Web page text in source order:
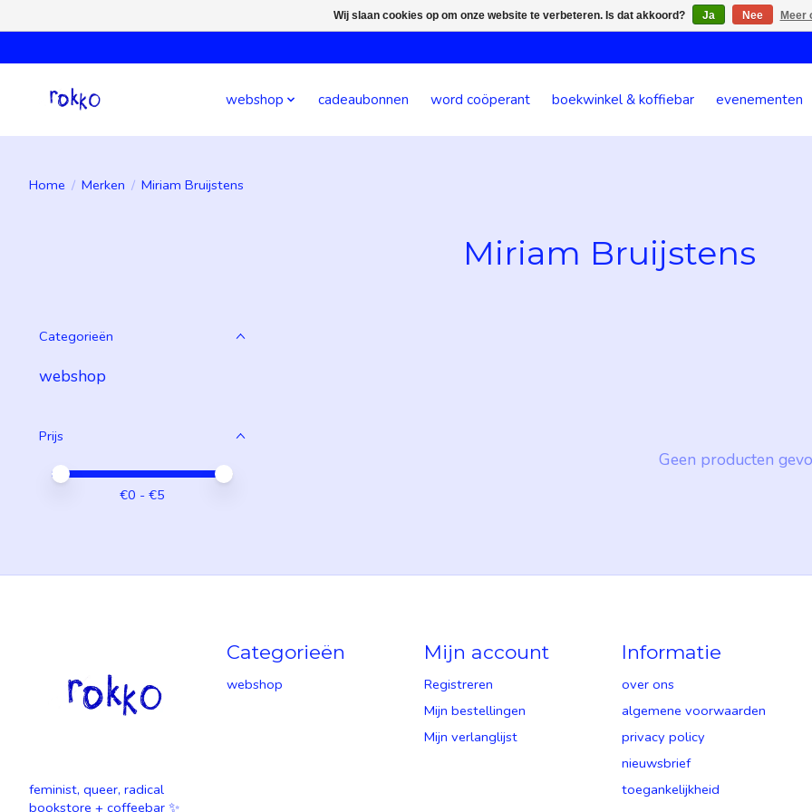
webshop cadeaubonnen word coöperant boekwinkel & koffiebar evenementen
Home / Merken / Miriam Bruijstens
Miriam Bruijstens
Categorieën
webshop
Prijs
Minimale prijswaarde
Price maximum value
€0 - €5
Geen producten
feminist, queer, radical
bookstore + coffeebar ✨
Categorieën
webshop
Mijn account
Registreren
Mijn bestellingen
Mijn verlanglijst
Informatie
over ons
algemene voorwaarden
privacy policy
nieuwsbrief
toegankelijkheid
Wij slaan cookies op om onze website te verbeteren. Is dat akkoord? Ja Nee Meer